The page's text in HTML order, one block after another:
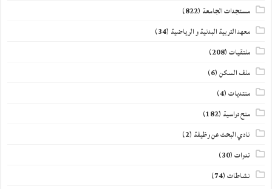
مستجدات الجامعة (822)
معهد التربية البدنية و الرياضية (34)
ملتقيات(208)
ملف السكن(6)
منتديات(4)
منح دراسية (182)
نادي البحث عن وظيفة (2)
ندوات(30)
نشاطات(74)